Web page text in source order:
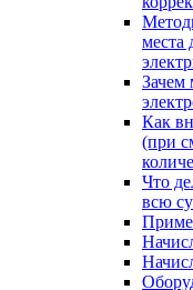
места
Зачем
Как
(при
Что
всю